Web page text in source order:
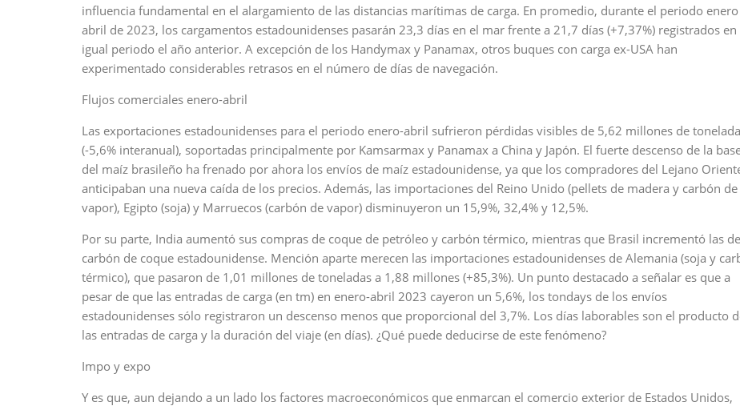
influencia fundamental en el alargamiento de las distancias marítimas de carga. En promedio, durante el periodo enero
abril de 2023, los cargamentos estadounidenses pasarán 23,3 días en el mar frente a 21,7 días (+7,37%) registrados en
igual periodo el año anterior. A excepción de los Handymax y Panamax, otros buques con carga ex-USA han
experimentado considerables retrasos en el número de días de navegación.
Flujos comerciales enero-abril
Las exportaciones estadounidenses para el periodo enero-abril sufrieron pérdidas visibles de 5,62 millones de
(-5,6% interanual), soportadas principalmente por Kamsarmax y Panamax a China y Japón. El fuerte descenso de la
del maíz brasileño ha frenado por ahora los envíos de maíz estadounidense, ya que los compradores del Lejano
anticipaban una nueva caída de los precios. Además, las importaciones del Reino Unido (pellets de madera y carbón de
vapor), Egipto (soja) y Marruecos (carbón de vapor) disminuyeron un 15,9%, 32,4% y 12,5%.
Por su parte, India aumentó sus compras de coque de petróleo y carbón térmico, mientras que Brasil incrementó las de
carbón de coque estadounidense. Mención aparte merecen las importaciones estadounidenses de Alemania (soja y
térmico), que pasaron de 1,01 millones de toneladas a 1,88 millones (+85,3%). Un punto destacado a señalar es que a
pesar de que las entradas de carga (en tm) en enero-abril 2023 cayeron un 5,6%, los tondays de los envíos
estadounidenses sólo registraron un descenso menos que proporcional del 3,7%. Los días laborables son el producto
las entradas de carga y la duración del viaje (en días). ¿Qué puede deducirse de este fenómeno?
Impo y expo
Y es que, aun dejando a un lado los factores macroeconómicos que enmarcan el comercio exterior de Estados Unidos,